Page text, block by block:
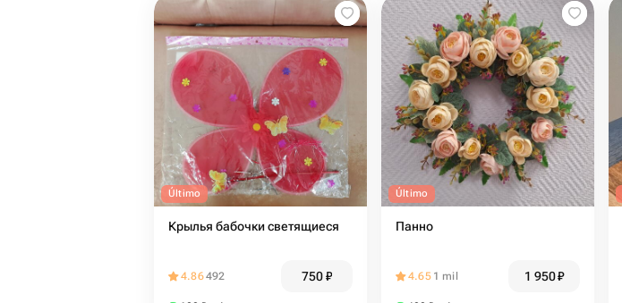
Último
Крылья бабочки светящиеся
4.86492 750₽
Último
Панно
4.65 1 mil 1 950₽